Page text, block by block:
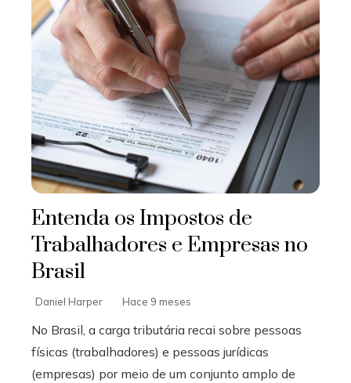
Entenda os Impostos de
Trabalhadores e Empresas no
Brasil
Daniel Harper Hace 9 meses
No Brasil, a carga tributária recai sobre pessoas
físicas (trabalhadores) e pessoas jurídicas
(empresas) por meio de um conjunto amplo de